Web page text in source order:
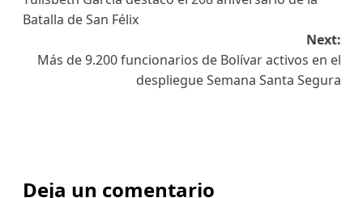
Batalla de San Félix
Next:
Más de 9.200 funcionarios de Bolívar activos en el
despliegue Semana Santa Segura
Deja un comentario